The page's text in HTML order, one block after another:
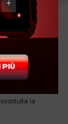
funzionamento
sterzo ma
la